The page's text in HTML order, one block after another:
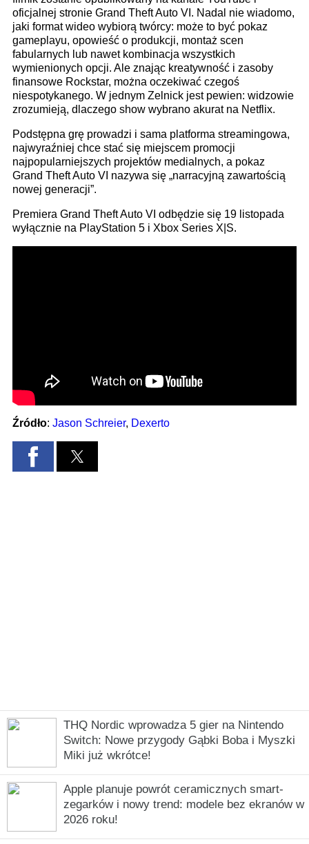
THQ Nordic wprowadza 5 gier na Nintendo
Switch: Nowe przygody Gąbki Boba i Myszki
Miki już wkrótce!
Apple planuje powrót ceramicznych smart-
zegarków i nowy trend: modele bez ekranów w
2026 roku!